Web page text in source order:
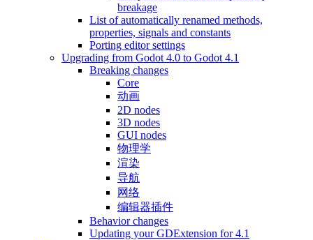
breakage
List of automatically renamed methods,
properties, signals and constants
Porting editor settings
Upgrading from Godot 4.0 to Godot 4.1
Breaking changes
Core
动画
2D nodes
3D nodes
GUI nodes
物理学
渲染
导航
网络
编辑器插件
Behavior changes
Updating your GDExtension for 4.1